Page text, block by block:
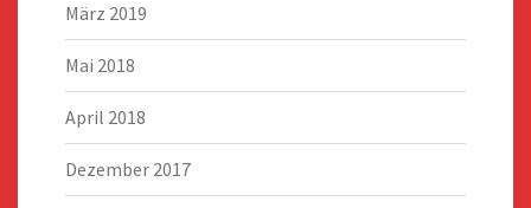
März 2019
Mai 2018
April 2018
Dezember 2017